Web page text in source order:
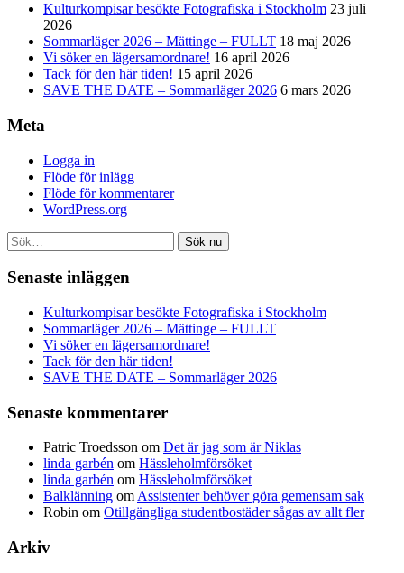
Kulturkompisar besökte Fotografiska i Stockholm 23 juli
2026
Sommarläger 2026 – Mättinge – FULLT 18 maj 2026
Vi söker en lägersamordnare! 16 april 2026
Tack för den här tiden! 15 april 2026
SAVE THE DATE – Sommarläger 2026 6 mars 2026
Meta
Logga in
Flöde för inlägg
Flöde för kommentarer
WordPress.org
Sök nu
Senaste inläggen
Kulturkompisar besökte Fotografiska i Stockholm
Sommarläger 2026 – Mättinge – FULLT
Vi söker en lägersamordnare!
Tack för den här tiden!
SAVE THE DATE – Sommarläger 2026
Senaste kommentarer
Patric Troedsson om Det är jag som är Niklas
linda garbén om Hässleholmförsöket
linda garbén om Hässleholmförsöket
Balklänning om Assistenter behöver göra gemensam sak
Robin om Otillgängliga studentbostäder sågas av allt fler
Arkiv